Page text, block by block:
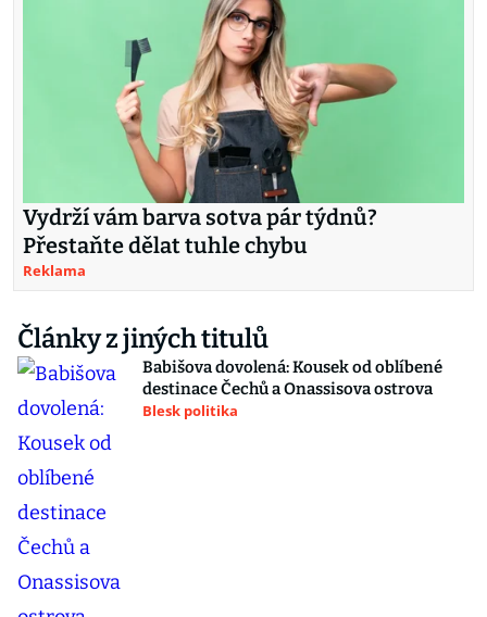
Vydrží vám barva sotva pár týdnů?
Přestaňte dělat tuhle chybu
Reklama
Články z jiných titulů
Babišova dovolená: Kousek od oblíbené
destinace Čechů a Onassisova ostrova
Blesk politika